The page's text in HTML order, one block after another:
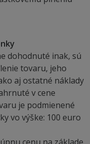
dohodnuté inak, sú
tovaru, jeho
aj ostatné náklady
v cene
je podmienené
vo výške: 100 euro